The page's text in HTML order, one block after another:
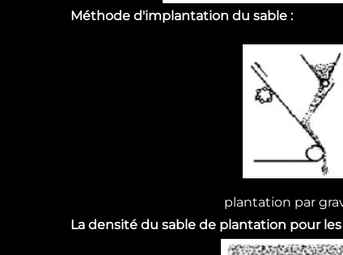
Méthode d'implantation du sable :
plantation par
La densité du sable de plantation pour